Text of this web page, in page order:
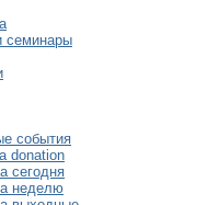
семинары
события
donation
сегодня
неделю